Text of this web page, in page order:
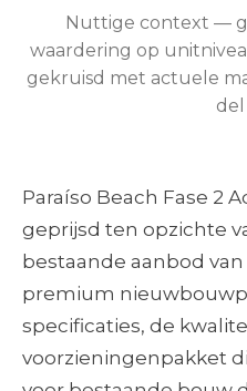
Nuttige context —
waardering op
gekruisd met actuele
del
Paraíso Beach Fase 2
geprijsd ten opzichte
bestaande aanbod
premium
specificaties, de
voorzieningenpakket